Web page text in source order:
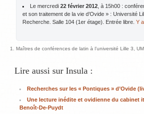
Le mercredi 22 février 2012, à 15h00 :
et son traitement de la vie d’Ovide » : Université
Recherche. Salle 104 (1er étage). Entrée libre.Y
Maîtres de conférences de latin à l’université Lille 3,
Lire aussi sur Insula :
Recherches sur les « Pontiques » d’Ovide
Une lecture inédite et ovidienne du cabinet
Benoît-De-Puydt